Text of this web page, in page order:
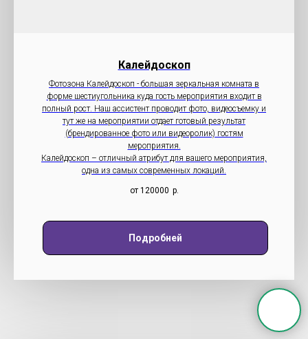
Калейдоскоп
Фотозона Калейдоскоп - большая зеркальная комната в
форме шестиугольника куда гость мероприятия входит в
полный рост. Наш ассистент проводит фото, видеосъемку и
тут же на мероприятии отдает готовый результат
(брендированное фото или видеоролик) гостям
мероприятия.
Калейдоскоп – отличный атрибут для вашего мероприятия,
одна из самых современных локаций.
от 120000 р.
Подробней